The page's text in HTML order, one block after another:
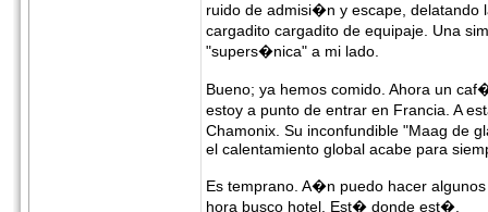
ruido de admisi�n y escape,
cargadito cargadito de equipaje. Una
"supers�nica" a mi lado.
Bueno; ya hemos comido. Ahora un
estoy a punto de entrar en Francia. A
Chamonix. Su inconfundible "Maag de
el calentamiento global acabe para
Es temprano. A�n puedo hacer
hora busco hotel. Est� donde est�.